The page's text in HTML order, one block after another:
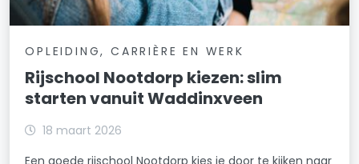
OPLEIDING, CARRIÈRE EN WERK
Rijschool Nootdorp kiezen: slim
starten vanuit Waddinxveen
18 maart 2026